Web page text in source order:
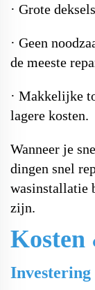
· Grote
· Geen
de meeste
· Makkelijke
lagere kosten.
Wanneer je
dingen snel
wasinstallatie
zijn.
Investering